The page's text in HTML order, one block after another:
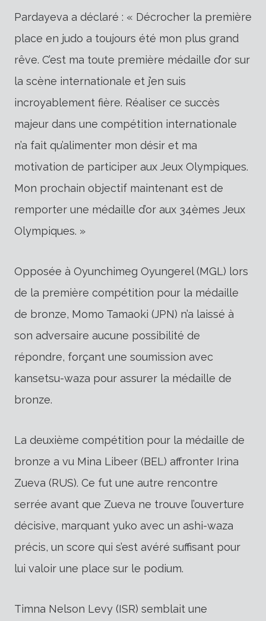
Pardayeva a déclaré : « Décrocher la première
place en judo a toujours été mon plus grand
rêve. C’est ma toute première médaille d’or sur
la scène internationale et j’en suis
incroyablement fière. Réaliser ce succès
majeur dans une compétition internationale
n’a fait qu’alimenter mon désir et ma
motivation de participer aux Jeux Olympiques.
Mon prochain objectif maintenant est de
remporter une médaille d’or aux 34èmes Jeux
Olympiques. »
Opposée à Oyunchimeg Oyungerel (MGL) lors
de la première compétition pour la médaille
de bronze, Momo Tamaoki (JPN) n’a laissé à
son adversaire aucune possibilité de
répondre, forçant une soumission avec
kansetsu-waza pour assurer la médaille de
bronze.
La deuxième compétition pour la médaille de
bronze a vu Mina Libeer (BEL) affronter Irina
Zueva (RUS). Ce fut une autre rencontre
serrée avant que Zueva ne trouve l’ouverture
décisive, marquant yuko avec un ashi-waza
précis, un score qui s’est avéré suffisant pour
lui valoir une place sur le podium.
Timna Nelson Levy (ISR) semblait une